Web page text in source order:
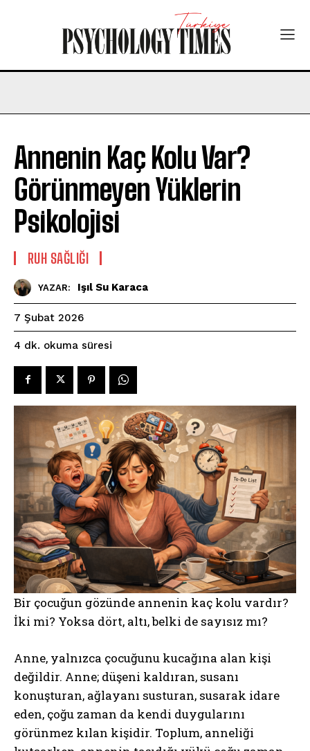
Annenin Kaç Kolu Var?
Görünmeyen Yüklerin
Psikolojisi
⁠RUH SAĞLIĞI
YAZAR: Işıl Su Karaca
7 Şubat 2026
4 dk. okuma süresi
Bir çocuğun gözünde annenin kaç kolu vardır?
İki mi? Yoksa dört, altı, belki de sayısız mı?
Anne, yalnızca çocuğunu kucağına alan kişi
değildir. Anne; düşeni kaldıran, susanı
konuşturan, ağlayanı susturan, susarak idare
eden, çoğu zaman da kendi duygularını
görünmez kılan kişidir. Toplum, anneliği